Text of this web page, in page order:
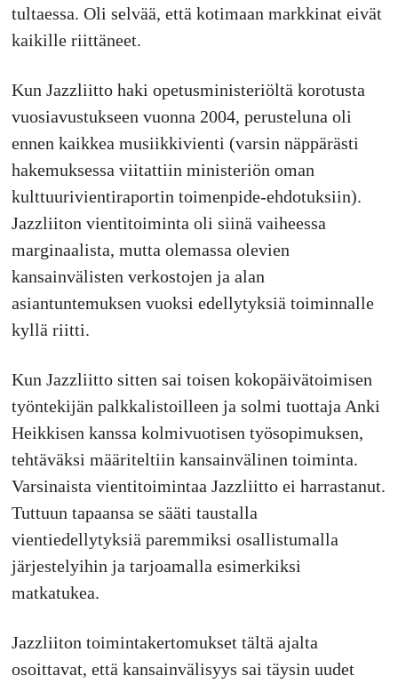
tultaessa. Oli selvää, että kotimaan markkinat eivät
kaikille riittäneet.
Kun Jazzliitto haki opetusministeriöltä korotusta
vuosiavustukseen vuonna 2004, perusteluna oli
ennen kaikkea musiikkivienti (varsin näppärästi
hakemuksessa viitattiin ministeriön oman
kulttuurivientiraportin toimenpide-ehdotuksiin).
Jazzliiton vientitoiminta oli siinä vaiheessa
marginaalista, mutta olemassa olevien
kansainvälisten verkostojen ja alan
asiantuntemuksen vuoksi edellytyksiä toiminnalle
kyllä riitti.
Kun Jazzliitto sitten sai toisen kokopäivätoimisen
työntekijän palkkalistoilleen ja solmi tuottaja Anki
Heikkisen kanssa kolmivuotisen työsopimuksen,
tehtäväksi määriteltiin kansainvälinen toiminta.
Varsinaista vientitoimintaa Jazzliitto ei harrastanut.
Tuttuun tapaansa se sääti taustalla
vientiedellytyksiä paremmiksi osallistumalla
järjestelyihin ja tarjoamalla esimerkiksi
matkatukea.
Jazzliiton toimintakertomukset tältä ajalta
osoittavat, että kansainvälisyys sai täysin uudet